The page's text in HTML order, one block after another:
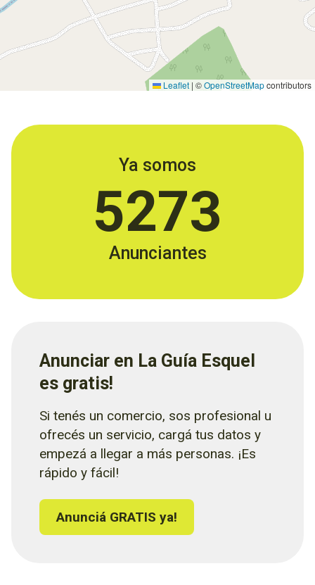
Leaflet | ©OpenStreetMapcontributors
Ya somos
5273
Anunciantes
Anunciar en La Guía Esquel
es gratis!
Si tenés un comercio, sos profesional u
ofrecés un servicio, cargá tus datos y
empezá a llegar a más personas. ¡Es
rápido y fácil!
Anunciá GRATIS ya!